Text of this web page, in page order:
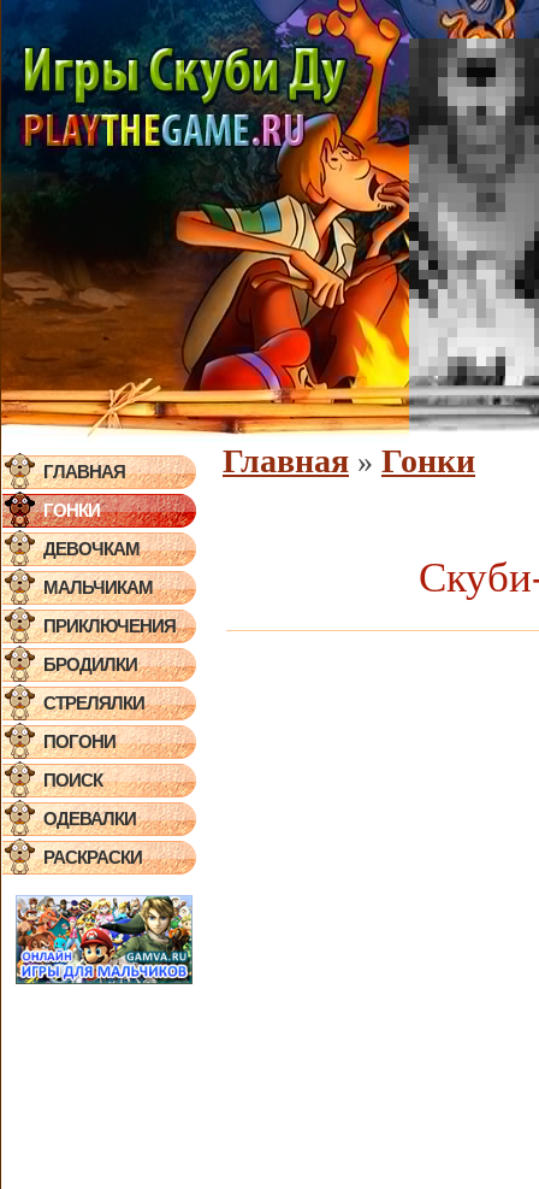
ГЛАВНАЯ
ГОНКИ
ДЕВОЧКАМ
МАЛЬЧИКАМ
ПРИКЛЮЧЕНИЯ
БРОДИЛКИ
СТРЕЛЯЛКИ
ПОГОНИ
ПОИСК
ОДЕВАЛКИ
РАСКРАСКИ
Главная » Гонки